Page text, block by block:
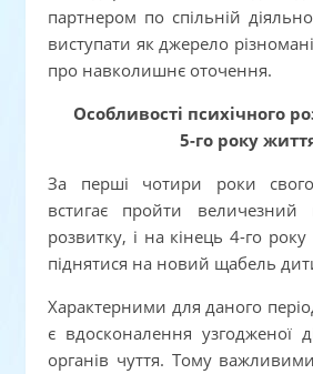
партнером по спільній
виступати як джерело
про навколишнє оточення.
Особливості психічного
5-го року
За перші чотири роки
встигає пройти
розвитку, і на кінець 4-го
піднятися на новий щабель
Характерними для даного
є вдосконалення узгодженої
органів чуття. Тому